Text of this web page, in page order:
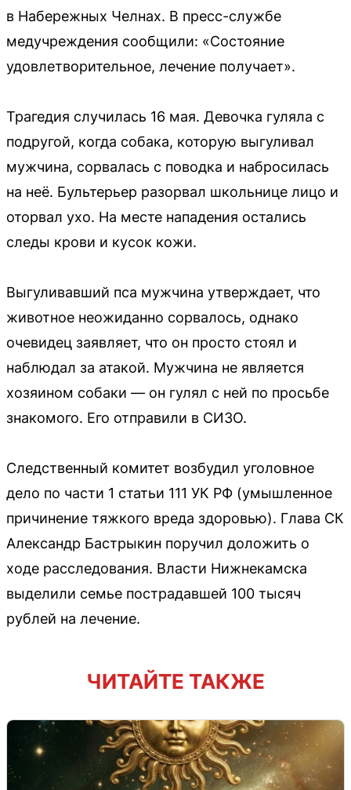
в Набережных Челнах. В пресс-службе
медучреждения сообщили: «Состояние
удовлетворительное, лечение получает».
Трагедия случилась 16 мая. Девочка гуляла с
подругой, когда собака, которую выгуливал
мужчина, сорвалась с поводка и набросилась
на неё. Бультерьер разорвал школьнице лицо и
оторвал ухо. На месте нападения остались
следы крови и кусок кожи.
Выгуливавший пса мужчина утверждает, что
животное неожиданно сорвалось, однако
очевидец заявляет, что он просто стоял и
наблюдал за атакой. Мужчина не является
хозяином собаки — он гулял с ней по просьбе
знакомого. Его отправили в СИЗО.
Следственный комитет возбудил уголовное
дело по части 1 статьи 111 УК РФ (умышленное
причинение тяжкого вреда здоровью). Глава СК
Александр Бастрыкин поручил доложить о
ходе расследования. Власти Нижнекамска
выделили семье пострадавшей 100 тысяч
рублей на лечение.
ЧИТАЙТЕ ТАКЖЕ